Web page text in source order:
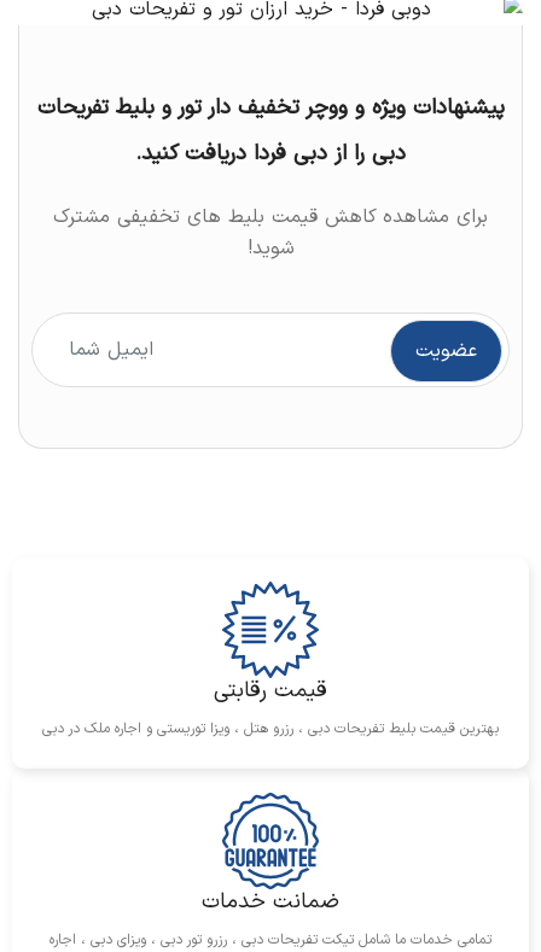
پیشنهادات ویژه و ووچر تخفیف دار تور و بلیط تفریحات
دبی را از دبی فردا دریافت کنید.
برای مشاهده کاهش قیمت بلیط های تخفیفی مشترک
شوید!
قیمت رقابتی
بهترین قیمت بلیط تفریحات دبی ، رزرو هتل ، ویزا توریستی و اجاره ملک در دبی
ضمانت خدمات
تمامی خدمات ما شامل تیکت تفریحات دبی ، رزرو تور دبی ، ویزای دبی ، اجاره